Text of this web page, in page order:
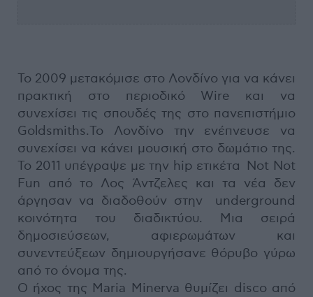
Το 2009 μετακόμισε στο Λονδίνο για να κάνει
πρακτική στο περιοδικό Wire και να
συνεχίσει τις σπουδές της στο πανεπιστήμιο
Goldsmiths.Το Λονδίνο την ενέπνευσε να
συνεχίσει να κάνει μουσική στο δωμάτιο της.
Το 2011 υπέγραψε με την hip ετικέτα Not Not
Fun από το Λος Άντζελες και τα νέα δεν
άργησαν να διαδοθούν στην underground
κοινότητα του διαδικτύου. Μια σειρά
δημοσιεύσεων, αφιερωμάτων και
συνεντεύξεων δημιουργήσανε θόρυβο γύρω
από το όνομα της.
Ο ήχος της Maria Minerva θυμίζει disco από